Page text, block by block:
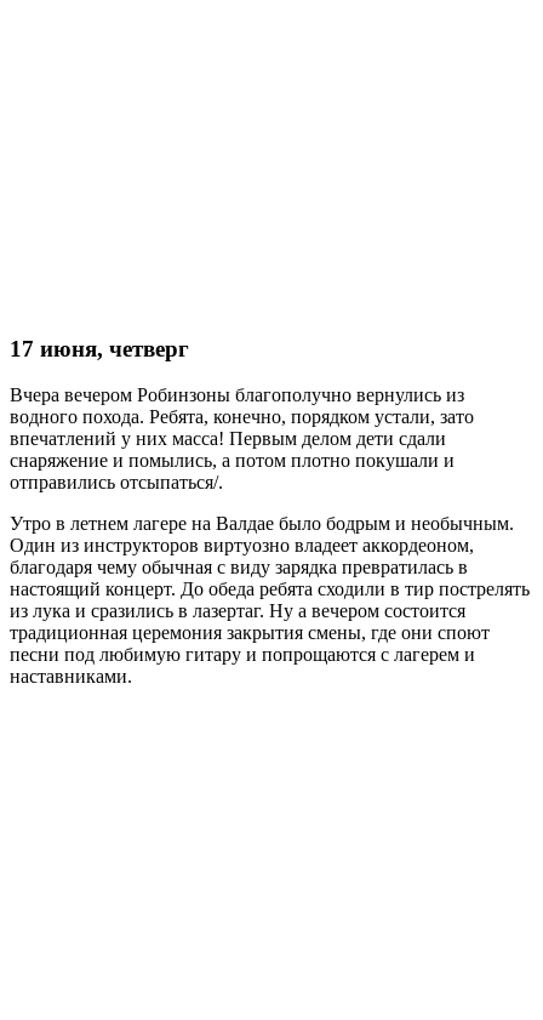
17 июня, четверг
Вчера вечером Робинзоны благополучно вернулись из
водного похода. Ребята, конечно, порядком устали, зато
впечатлений у них масса! Первым делом дети сдали
снаряжение и помылись, а потом плотно покушали и
отправились отсыпаться/.
Утро в летнем лагере на Валдае было бодрым и необычным.
Один из инструкторов виртуозно владеет аккордеоном,
благодаря чему обычная с виду зарядка превратилась в
настоящий концерт. До обеда ребята сходили в тир пострелять
из лука и сразились в лазертаг. Ну а вечером состоится
традиционная церемония закрытия смены, где они споют
песни под любимую гитару и попрощаются с лагерем и
наставниками.